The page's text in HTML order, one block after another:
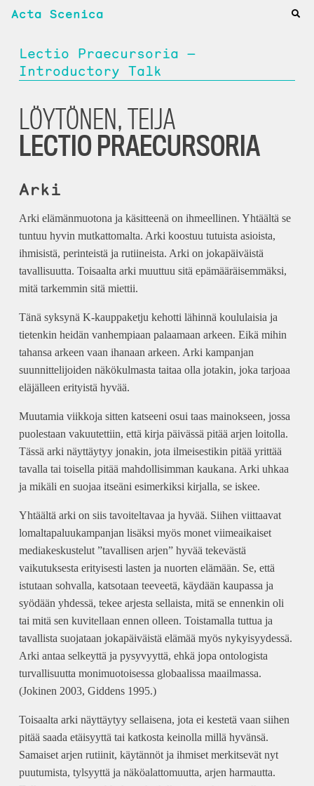
Acta Scenica
Lectio Praecursoria —
Introductory Talk
LÖYTÖNEN, TEIJA
LECTIO PRAECURSORIA
Arki
Arki elämänmuotona ja käsitteenä on ihmeellinen. Yhtäältä se
tuntuu hyvin mutkattomalta. Arki koostuu tutuista asioista,
ihmisistä, perinteistä ja rutiineista. Arki on jokapäiväistä
tavallisuutta. Toisaalta arki muuttuu sitä epämääräisemmäksi,
mitä tarkemmin sitä miettii.
Tänä syksynä K-kauppaketju kehotti lähinnä koululaisia ja
tietenkin heidän vanhempiaan palaamaan arkeen. Eikä mihin
tahansa arkeen vaan ihanaan arkeen. Arki kampanjan
suunnittelijoiden näkökulmasta taitaa olla jotakin, joka tarjoaa
eläjälleen erityistä hyvää.
Muutamia viikkoja sitten katseeni osui taas mainokseen, jossa
puolestaan vakuutettiin, että kirja päivässä pitää arjen loitolla.
Tässä arki näyttäytyy jonakin, jota ilmeisestikin pitää yrittää
tavalla tai toisella pitää mahdollisimman kaukana. Arki uhkaa
ja mikäli en suojaa itseäni esimerkiksi kirjalla, se iskee.
Yhtäältä arki on siis tavoiteltavaa ja hyvää. Siihen viittaavat
lomaltapaluukampanjan lisäksi myös monet viimeaikaiset
mediakeskustelut ”tavallisen arjen” hyvää tekevästä
vaikutuksesta erityisesti lasten ja nuorten elämään. Se, että
istutaan sohvalla, katsotaan teeveetä, käydään kaupassa ja
syödään yhdessä, tekee arjesta sellaista, mitä se ennenkin oli
tai mitä sen kuvitellaan ennen olleen. Toistamalla tuttua ja
tavallista suojataan jokapäiväistä elämää myös nykyisyydessä.
Arki antaa selkeyttä ja pysyvyyttä, ehkä jopa ontologista
turvallisuutta monimuotoisessa globaalissa maailmassa.
(Jokinen 2003, Giddens 1995.)
Toisaalta arki näyttäytyy sellaisena, jota ei kestetä vaan siihen
pitää saada etäisyyttä tai katkosta keinolla millä hyvänsä.
Samaiset arjen rutiinit, käytännöt ja ihmiset merkitsevät nyt
puutumista, tylsyyttä ja näköalattomuutta, arjen harmautta.